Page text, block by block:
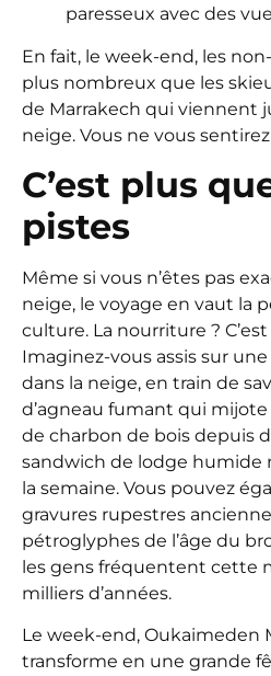
paresseux avec des
En fait, le week-end, les
plus nombreux que les
de Marrakech qui viennent
neige. Vous ne vous
C’est plus
pistes
Même si vous n’êtes pas
neige, le voyage en vaut la
culture. La nourriture ?
Imaginez-vous assis sur
dans la neige, en train de
d’agneau fumant qui
de charbon de bois depuis
sandwich de lodge humide
la semaine. Vous pouvez
gravures rupestres
pétroglyphes de l’âge du
les gens fréquentent cette
milliers d’années.
Le week-end, Oukaimeden
transforme en une grande